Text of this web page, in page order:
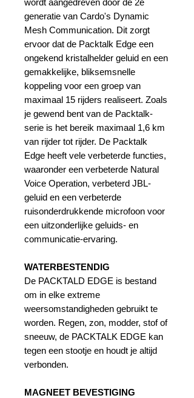
wordt aangedreven door de 2e
generatie van Cardo's Dynamic
Mesh Communication. Dit zorgt
ervoor dat de Packtalk Edge een
ongekend kristalhelder geluid en een
gemakkelijke, bliksemsnelle
koppeling voor een groep van
maximaal 15 rijders realiseert. Zoals
je gewend bent van de Packtalk-
serie is het bereik maximaal 1,6 km
van rijder tot rijder. De Packtalk
Edge heeft vele verbeterde functies,
waaronder een verbeterde Natural
Voice Operation, verbeterd JBL-
geluid en een verbeterde
ruisonderdrukkende microfoon voor
een uitzonderlijke geluids- en
communicatie-ervaring.
WATERBESTENDIG
De PACKTALD EDGE is bestand
om in elke extreme
weersomstandigheden gebruikt te
worden. Regen, zon, modder, stof of
sneeuw, de PACKTALK EDGE kan
tegen een stootje en houdt je altijd
verbonden.
MAGNEET BEVESTIGING